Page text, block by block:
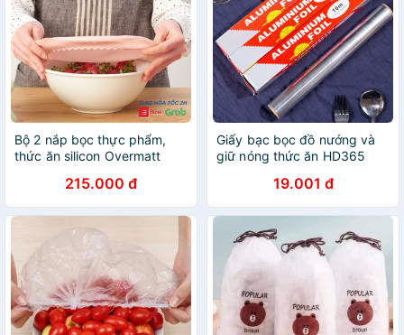
Bộ 2 nắp bọc thực phẩm,
thức ăn silicon Overmatt
215.000 đ
Giấy bạc bọc đồ nướng và
giữ nóng thức ăn HD365
19.001 đ